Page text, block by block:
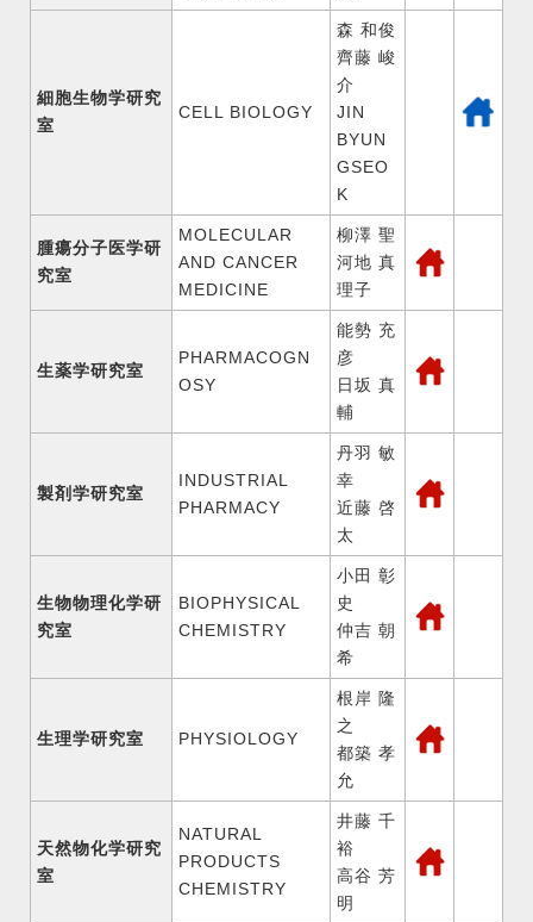
細胞生物学研究
室
CELL BIOLOGY
森 和俊
齊藤 峻
介
JIN
BYUN
GSEO
K
腫瘍分子医学研
究室
MOLECULAR
AND CANCER
MEDICINE
柳澤 聖
河地 真
理子
生薬学研究室
PHARMACOGN
OSY
能勢 充
彦
日坂 真
輔
製剤学研究室
INDUSTRIAL
PHARMACY
丹羽 敏
幸
近藤 啓
太
生物物理化学研
究室
BIOPHYSICAL
CHEMISTRY
小田 彰
史
仲吉 朝
希
生理学研究室 PHYSIOLOGY
根岸 隆
之
都築 孝
允
天然物化学研究
室
NATURAL
PRODUCTS
CHEMISTRY
井藤 千
裕
高谷 芳
明